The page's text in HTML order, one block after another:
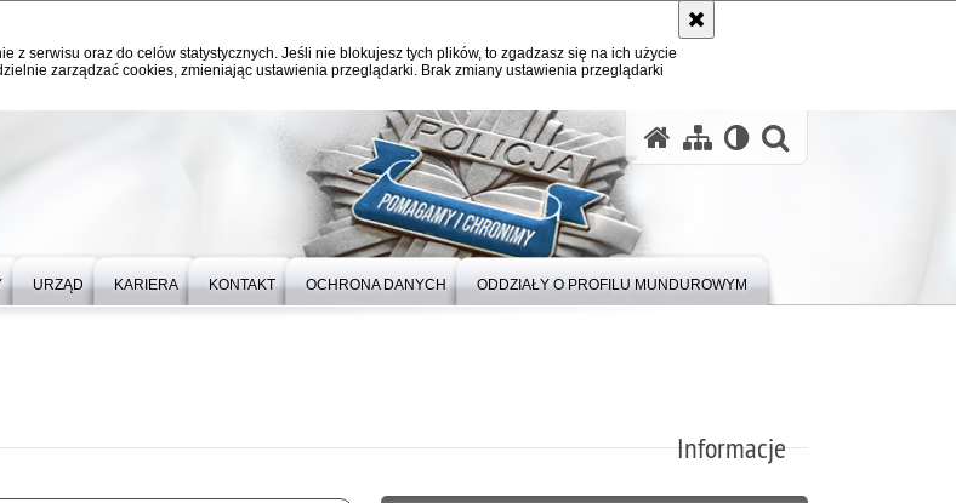
z serwisu oraz do celów statystycznych. Jeśli nie blokujesz tych plików, to zgadzasz się na ich użycie
zarządzać cookies, zmieniając ustawienia przeglądarki. Brak zmiany ustawienia przeglądarki
URZĄD KARIERA KONTAKT OCHRONA DANYCH ODDZIAŁY O PROFILU MUNDUROWYM
Informacje